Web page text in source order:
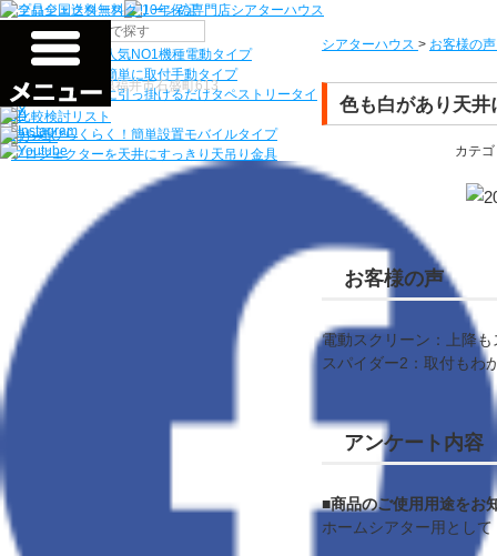
検索
シアターハウス > お客様の声
色も白があり天井
カテ
お客様の声
電動スクリーン：上降
スパイダー2：取付もわ
アンケート内容
■商品のご使用用途をお
ホームシアター用として
機種から選ぶ
シアターハウス人気NO1機種電動タイプ
電源工事なしで簡単に取付手動タイプ
ネジ付きフックに引っ掛けるだけタペストリータイ
プ
持ち運びらくらく！簡単設置モバイルタイプ
プロジェクターを天井にすっきり 天吊り金具
〒910-0122 福井県福井市石盛町613